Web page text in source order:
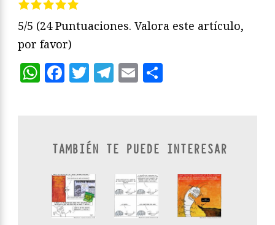
5/5 (24 Puntuaciones. Valora este artículo,
por favor)
WhatsApp
Facebook
Twitter
Telegram
Email
TAMBIÉN TE PUEDE INTERESAR